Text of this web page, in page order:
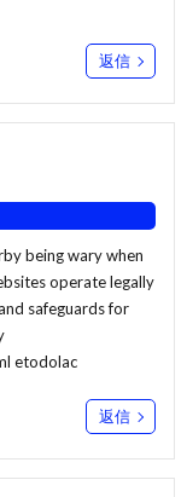
返信
being wary when
operate legally
safeguards for
etodolac
返信